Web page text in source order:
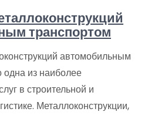
транспортом
автомобильным
из наиболее
в строительной и
Металлоконструкции,